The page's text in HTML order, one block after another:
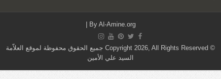
ByAl-Amine.org
© Copyright 2026, All Rights Reserved جميع الحقوق محفوظة لموقع العلاّمة
السيد علي الأمين